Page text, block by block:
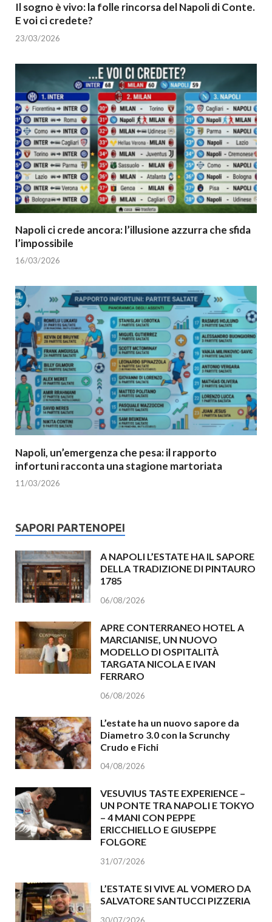
Il sogno è vivo: la folle rincorsa del Napoli di Conte.
E voi ci credete?
23/03/2026
Napoli ci crede ancora: l’illusione azzurra che sfida
l’impossibile
16/03/2026
Napoli, un’emergenza che pesa: il rapporto
infortuni racconta una stagione martoriata
11/03/2026
SAPORI PARTENOPEI
A NAPOLI L’ESTATE HA IL SAPORE
DELLA TRADIZIONE DI PINTAURO
1785
06/08/2026
APRE CONTERRANEO HOTEL A
MARCIANISE, UN NUOVO
MODELLO DI OSPITALITÀ
TARGATA NICOLA E IVAN
FERRARO
06/08/2026
L’estate ha un nuovo sapore da
Diametro 3.0 con la Scrunchy
Crudo e Fichi
04/08/2026
VESUVIUS TASTE EXPERIENCE –
UN PONTE TRA NAPOLI E TOKYO
– 4 MANI CON PEPPE
ERICCHIELLO E GIUSEPPE
FOLGORE
31/07/2026
L’ESTATE SI VIVE AL VOMERO DA
SALVATORE SANTUCCI PIZZERIA